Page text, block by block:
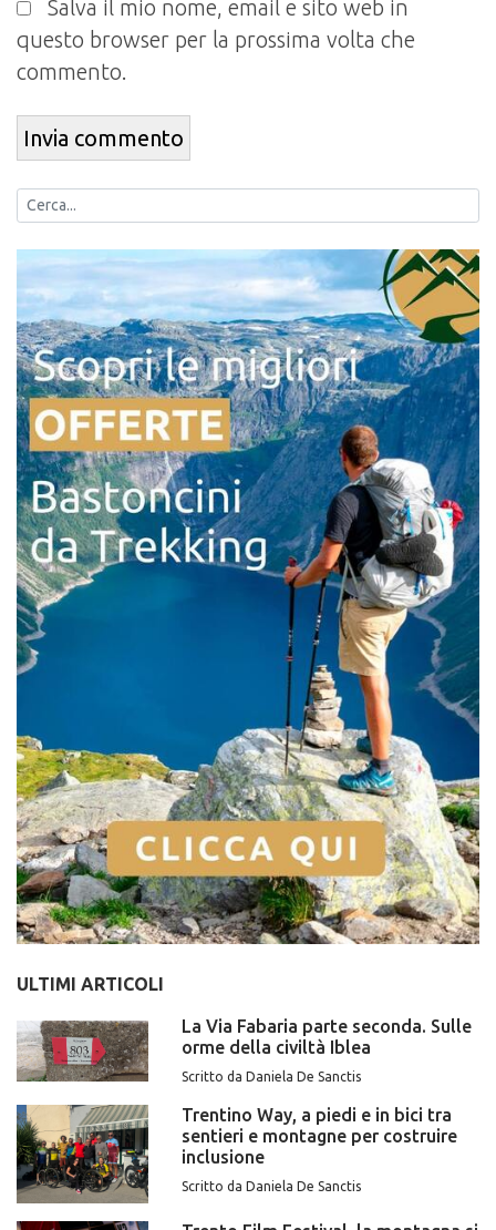
Salva il mio nome, email e sito web in
questo browser per la prossima volta che
commento.
ULTIMI ARTICOLI
La Via Fabaria parte seconda. Sulle
orme della civiltà Iblea
Scritto da Daniela De Sanctis
Trentino Way, a piedi e in bici tra
sentieri e montagne per costruire
inclusione
Scritto da Daniela De Sanctis